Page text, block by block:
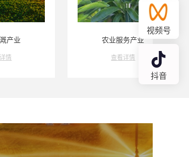
农业服务产业
视频号
抖音